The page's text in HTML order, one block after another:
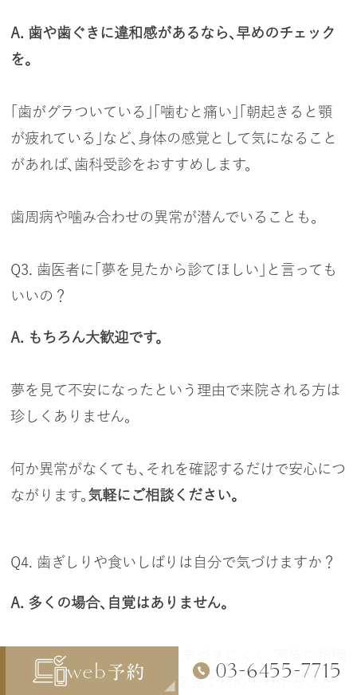
A. 歯や歯ぐきに違和感があるなら、早めのチェック
を。
「歯がグラついている」「噛むと痛い」「朝起きると顎
が疲れている」など、身体の感覚として気になること
があれば、歯科受診をおすすめします。
歯周病や噛み合わせの異常が潜んでいることも。
Q3. 歯医者に「夢を見たから診てほしい」と言っても
いいの？
A. もちろん大歓迎です。
夢を見て不安になったという理由で来院される方は
珍しくありません。
何か異常がなくても、それを確認するだけで安心につ
ながります。 気軽にご相談ください。
Q4. 歯ぎしりや食いしばりは自分で気づけますか？
A. 多くの場合、自覚はありません。
夜間の歯ぎしりは自分では気づきにくく、家族に指摘
されるか、歯科で歯の状態を見て初めてわかること
web予約 03-6455-7715